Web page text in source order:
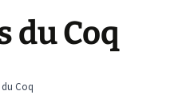
du Coq
Coq